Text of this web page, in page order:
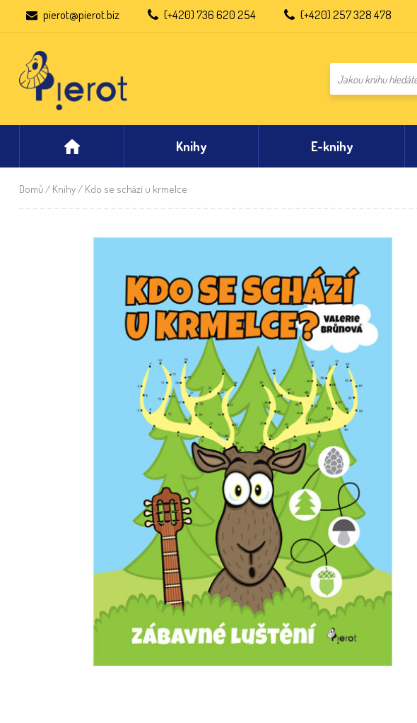
pierot@pierot.biz (+420) 736 620 254 (+420) 257 328 478
Knihy E-knihy
Domů/ Knihy/ Kdo se schází u krmelce